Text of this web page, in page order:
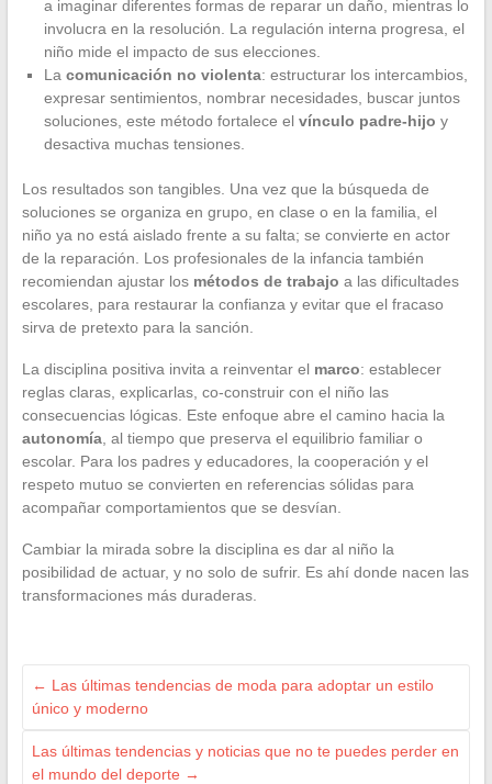
a imaginar diferentes formas de reparar un daño, mientras lo
involucra en la resolución. La regulación interna progresa, el
niño mide el impacto de sus elecciones.
La comunicación no violenta: estructurar los intercambios,
expresar sentimientos, nombrar necesidades, buscar juntos
soluciones, este método fortalece el vínculo padre-hijo y
desactiva muchas tensiones.
Los resultados son tangibles. Una vez que la búsqueda de
soluciones se organiza en grupo, en clase o en la familia, el
niño ya no está aislado frente a su falta; se convierte en actor
de la reparación. Los profesionales de la infancia también
recomiendan ajustar los métodos de trabajo a las dificultades
escolares, para restaurar la confianza y evitar que el fracaso
sirva de pretexto para la sanción.
La disciplina positiva invita a reinventar el marco: establecer
reglas claras, explicarlas, co-construir con el niño las
consecuencias lógicas. Este enfoque abre el camino hacia la
autonomía, al tiempo que preserva el equilibrio familiar o
escolar. Para los padres y educadores, la cooperación y el
respeto mutuo se convierten en referencias sólidas para
acompañar comportamientos que se desvían.
Cambiar la mirada sobre la disciplina es dar al niño la
posibilidad de actuar, y no solo de sufrir. Es ahí donde nacen las
transformaciones más duraderas.
← Las últimas tendencias de moda para adoptar un estilo
único y moderno
Las últimas tendencias y noticias que no te puedes perder en
el mundo del deporte →